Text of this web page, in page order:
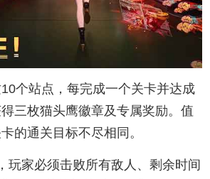
个站点，每完成一个关卡并达成
三枚猫头鹰徽章及专属奖励。值
的通关目标不尽相同。
玩家必须击败所有敌人、剩余时间